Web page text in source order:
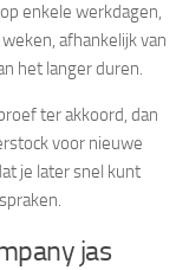
enkele werkdagen,
afhankelijk van
het langer duren.
ter akkoord, dan
voor nieuwe
je later snel kunt
jas